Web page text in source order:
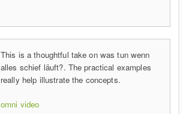
This is a thoughtful take on was tun wenn
alles schief läuft?. The practical examples
really help illustrate the concepts.
omni video